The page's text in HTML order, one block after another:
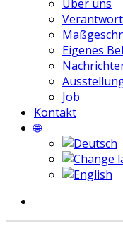
Über uns
Eigenes
Job
Kontakt
🌐